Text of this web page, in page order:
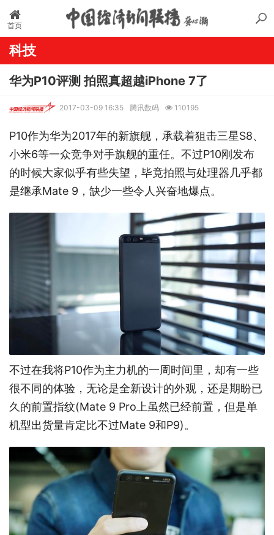
首页
科技
华为P10评测 拍照真超越iPhone 7了
2017-03-09 16:35 腾讯数码 110195
P10作为华为2017年的新旗舰，承载着狙击三星S8、
小米6等一众竞争对手旗舰的重任。不过P10刚发布
的时候大家似乎有些失望，毕竟拍照与处理器几乎都
是继承Mate 9，缺少一些令人兴奋地爆点。
不过在我将P10作为主力机的一周时间里，却有一些
很不同的体验，无论是全新设计的外观，还是期盼已
久的前置指纹(Mate 9 Pro上虽然已经前置，但是单
机型出货量肯定比不过Mate 9和P9)。